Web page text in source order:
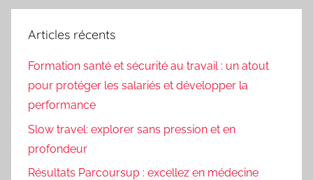
Articles récents
Formation santé et sécurité au travail : un atout
pour protéger les salariés et développer la
performance
Slow travel: explorer sans pression et en
profondeur
Résultats Parcoursup : excellez en médecine